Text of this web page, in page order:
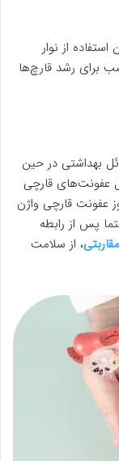
از نوار
برای رشد قارچ‌ها
بهداشتی در حین
عفونت‌های قارچی
عفونت قارچی واژن
پس از رابطه
، از سلامت